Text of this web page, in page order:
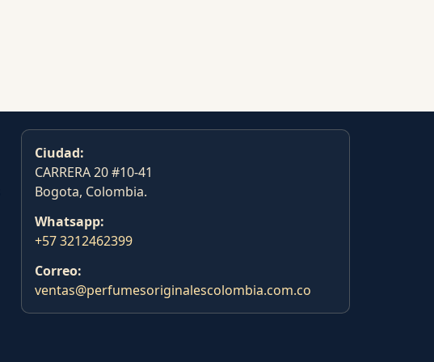
Ciudad:
CARRERA 20 #10-41
Bogota, Colombia.
Whatsapp:
+57 3212462399
Correo:
ventas@perfumesoriginalescolombia.com.co